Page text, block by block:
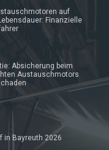
auf
Finanzielle
Absicherung beim
Austauschmotors
in Bayreuth 2026